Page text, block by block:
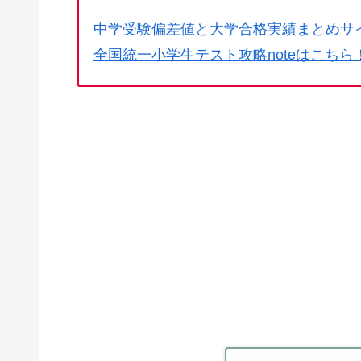
中学受験偏差値と大学合格実績まとめサ
全国統一小学生テスト攻略noteはこちら